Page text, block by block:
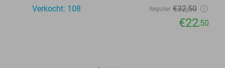
Verkocht: 108
Regulier €32,50
€22,50